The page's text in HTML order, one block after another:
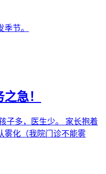
节。
急！
子多，医生少。 家长抱着
雾化（我院门诊不能雾